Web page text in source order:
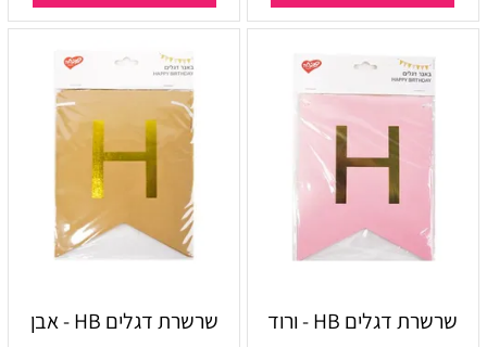
שרשרת דגלים HB - ורוד שרשרת דגלים HB - אבן